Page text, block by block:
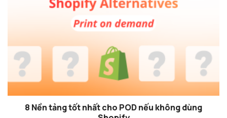
8 Nền tảng tốt nhất cho POD nếu không dùng